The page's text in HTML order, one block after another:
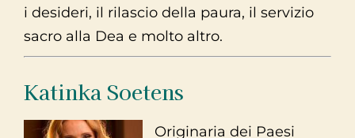
i desideri, il rilascio della paura, il servizio
sacro alla Dea e molto altro.
Katinka Soetens
Originaria dei Paesi